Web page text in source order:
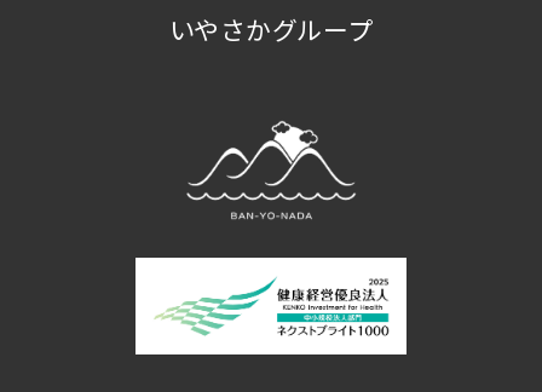
いやさかグループ